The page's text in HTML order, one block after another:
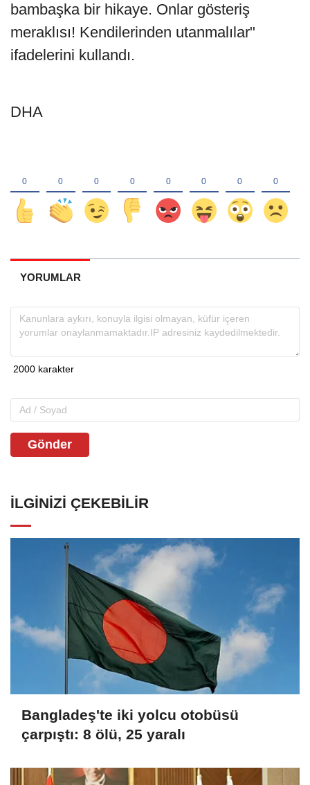
bambaşka bir hikaye. Onlar gösteriş
meraklısı! Kendilerinden utanmalılar"
ifadelerini kullandı.
DHA
YORUMLAR
Gönder
İLGINIZI ÇEKEBILIR
Bangladeş'te iki yolcu otobüsü
çarpıştı: 8 ölü, 25 yaralı